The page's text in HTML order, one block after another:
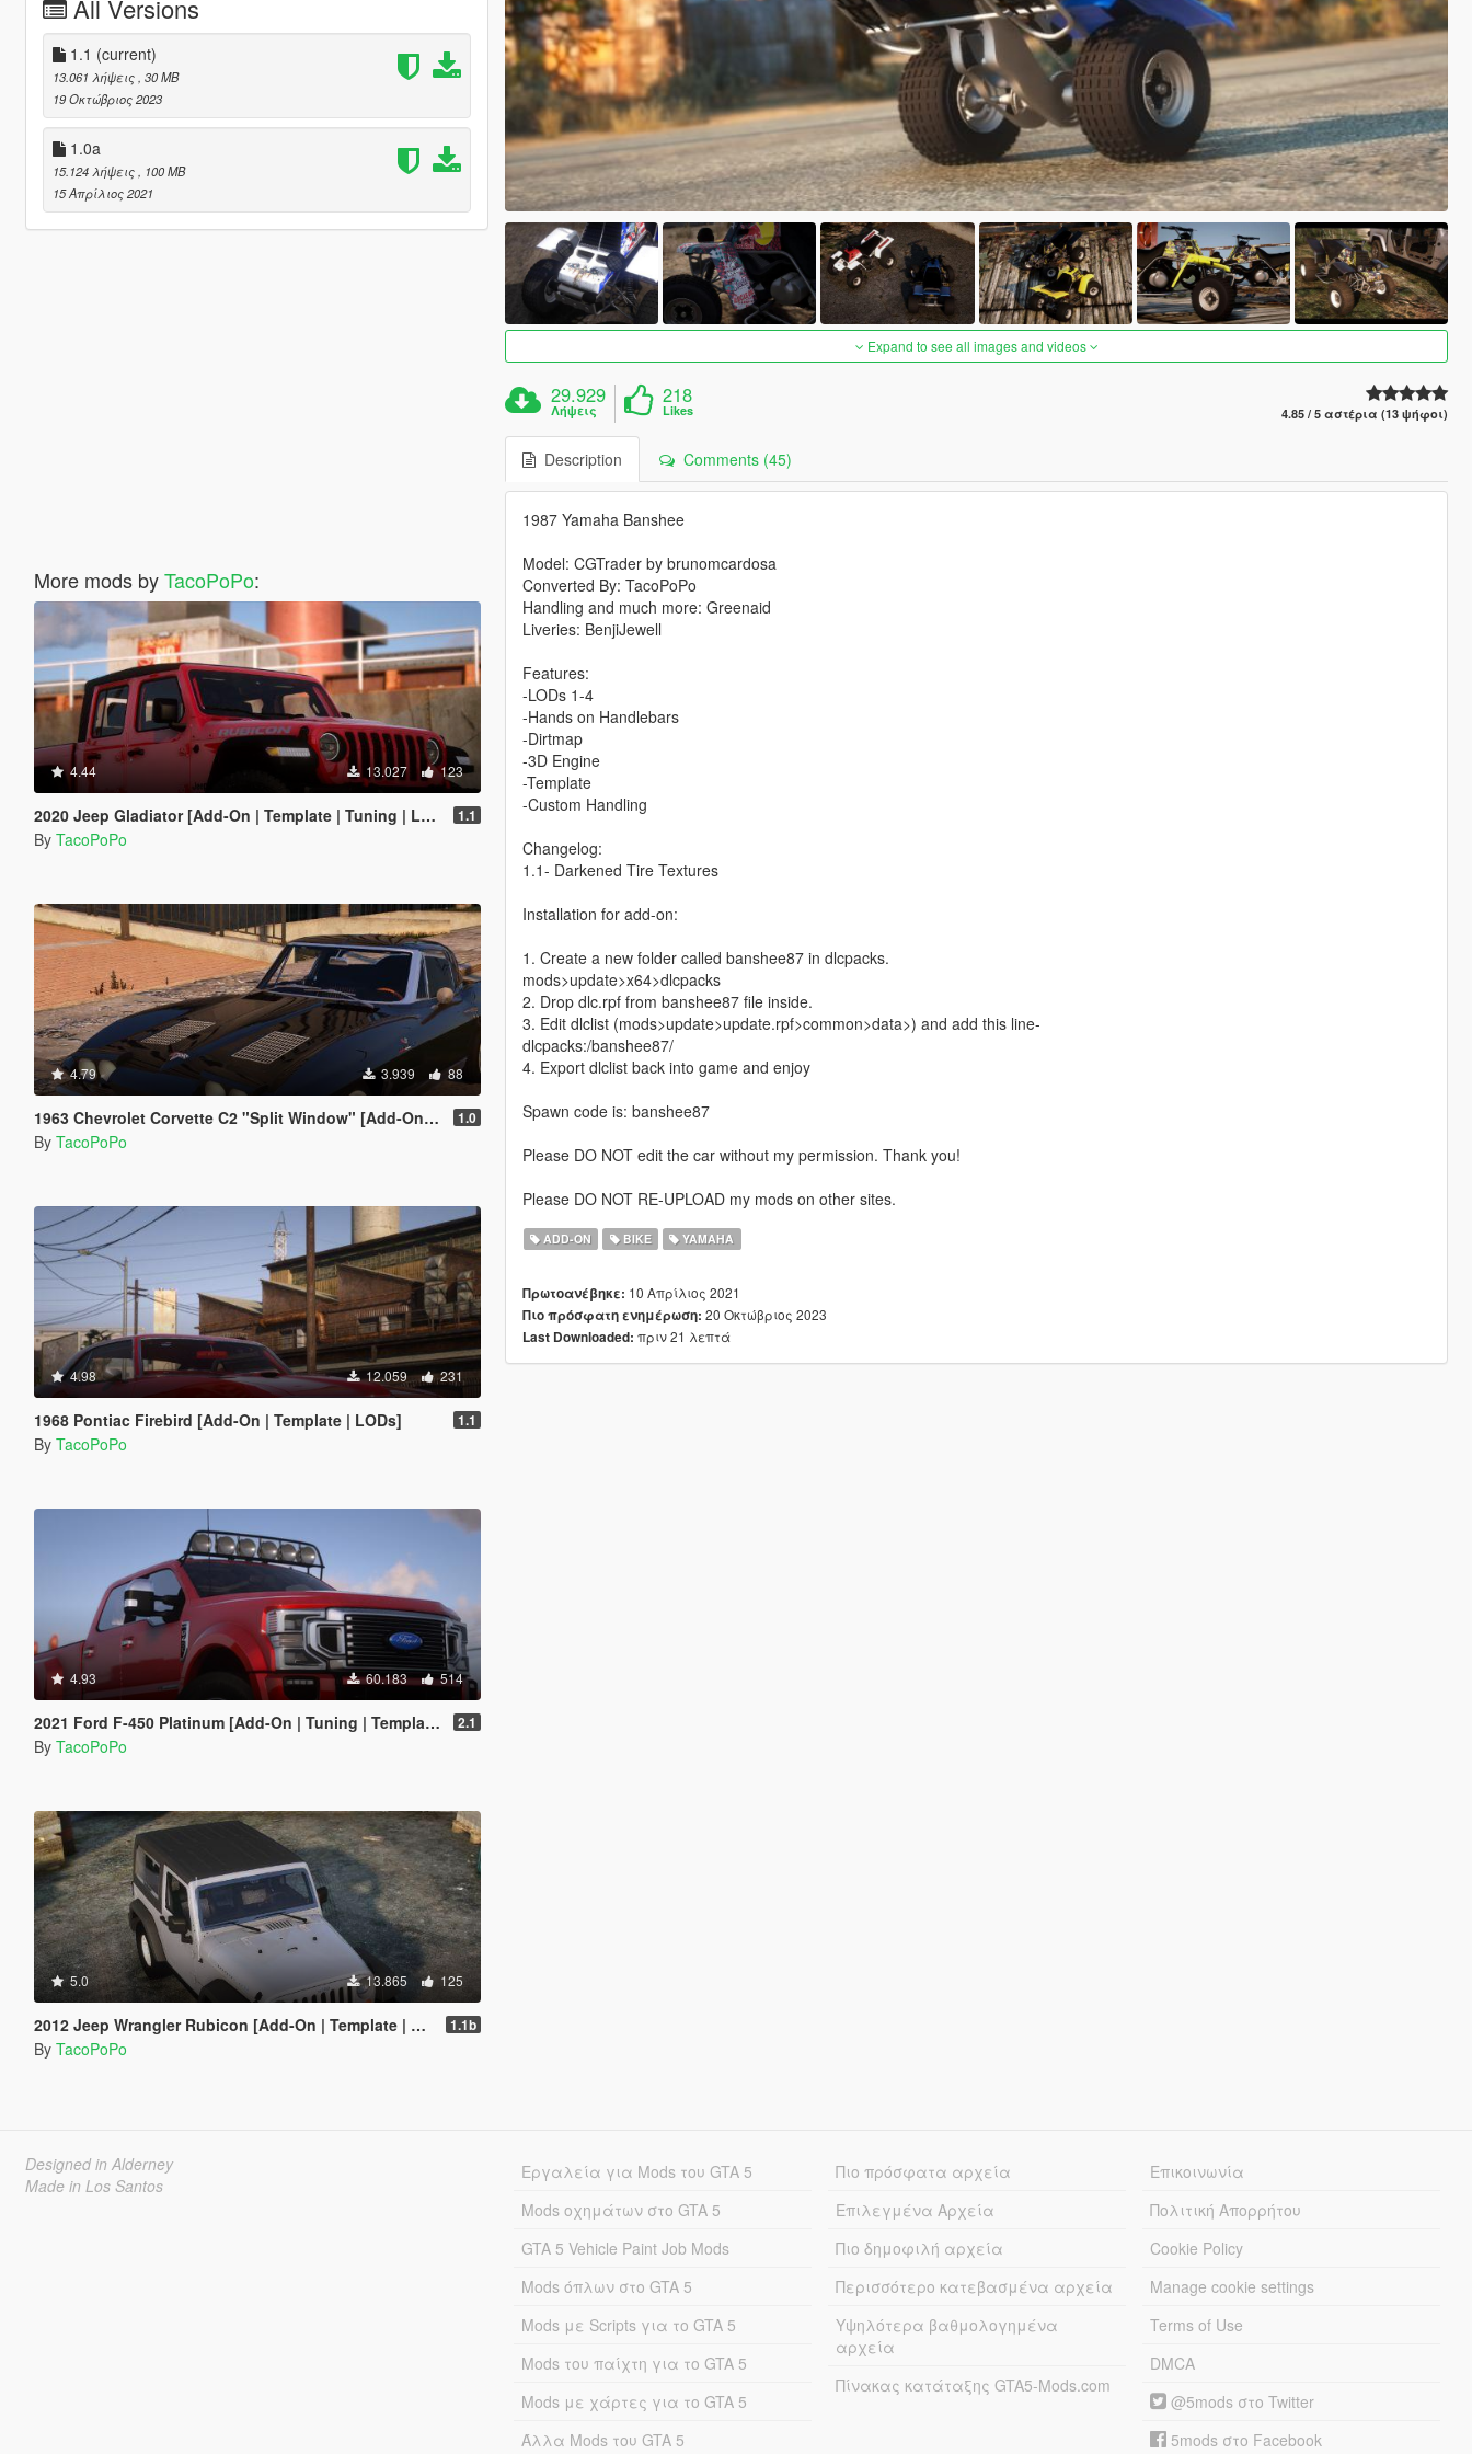
All Versions
1.1 (current)
13.061 λήψεις , 30 MB
19 Οκτώβριος 2023
1.0a
15.124 λήψεις
, 100 MB
15 Απρίλιος 2021
More mods byTacoPoPo:
4.44 13.027 123
2020 Jeep Gladiator [Add-On | Template | Tuning | LODs] 1.1
By TacoPoPo
4.79 3.939 88
1963 Chevrolet Corvette C2 "Split Window" [Add-On | Template | Liveries | Tuning] 1.0
By TacoPoPo
4.98 12.059 231
1968 Pontiac Firebird [Add-On | Template | LODs] 1.1
By TacoPoPo
4.93 60.183 514
2021 Ford F-450 Platinum [Add-On | Tuning | Template | VehFuncs V | Sound] 2.1
By TacoPoPo
5.0 13.865 125
2012 Jeep Wrangler Rubicon [Add-On | Template | LODs] 1.1b
By TacoPoPo
Expand to see all images and videos
29.929
Λήψεις
218
Likes 4.85 / 5 αστέρια (13 ψήφοι)
Description Comments (45)
1987 Yamaha Banshee
Model: CGTrader by brunomcardosa
Converted By: TacoPoPo
Handling and much more: Greenaid
Liveries: BenjiJewell
Features:
-LODs 1-4
-Hands on Handlebars
-Dirtmap
-3D Engine
-Template
-Custom Handling
Changelog:
1.1- Darkened Tire Textures
Installation for add-on:
1. Create a new folder called banshee87 in dlcpacks.
mods>update>x64>dlcpacks
2. Drop dlc.rpf from banshee87 file inside.
3. Edit dlclist (mods>update>update.rpf>common>data>) and add this line-
dlcpacks:/banshee87/
4. Export dlclist back into game and enjoy
Spawn code is: banshee87
Please DO NOT edit the car without my permission. Thank you!
Please DO NOT RE-UPLOAD my mods on other sites.
ADD-ON BIKE YAMAHA
Πρωτοανέβηκε: 10 Απρίλιος 2021
Πιο πρόσφατη ενημέρωση: 20 Οκτώβριος 2023
Last Downloaded: πριν 21 λεπτά
Designed in Alderney
Made in Los Santos
Εργαλεία για Mods του GTA 5
Mods οχημάτων στο GTA 5
GTA 5 Vehicle Paint Job Mods
Mods όπλων στο GTA 5
Mods με Scripts για το GTA 5
Mods του παίχτη για το GTA 5
Mods με χάρτες για το GTA 5
Άλλα Mods του GTA 5
Πιο πρόσφατα αρχεία
Επιλεγμένα Αρχεία
Πιο δημοφιλή αρχεία
Περισσότερο κατεβασμένα αρχεία
Υψηλότερα βαθμολογημένα
αρχεία
Πίνακας κατάταξης GTA5-Mods.com
Επικοινωνία
Πολιτική Απορρήτου
Cookie Policy
Manage cookie settings
Terms of Use
DMCA
@5mods στο Twitter
5mods στο Facebook